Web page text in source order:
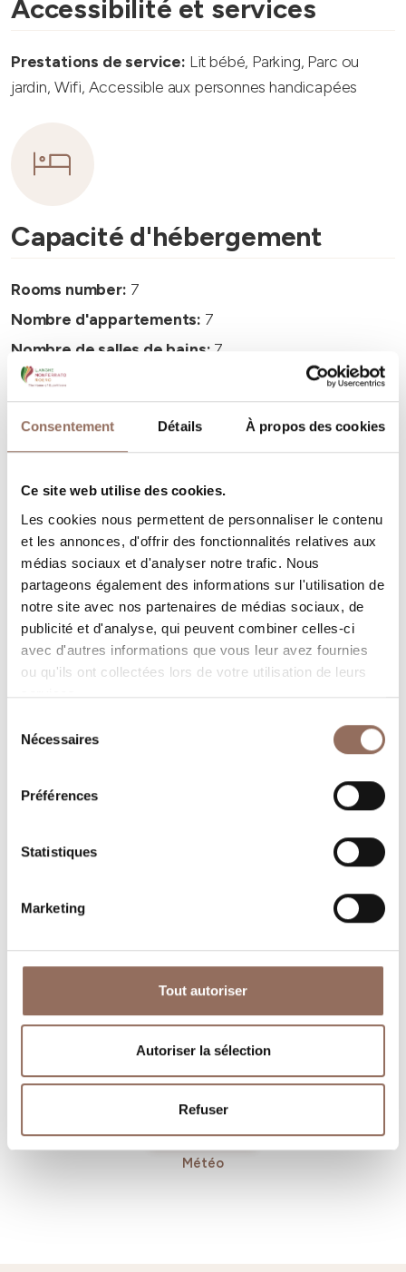
Consentement Détails À propos des cookies
Ce site web utilise des cookies.
Les cookies nous permettent de personnaliser le contenu
et les annonces, d'offrir des fonctionnalités relatives aux
médias sociaux et d'analyser notre trafic. Nous
partageons également des informations sur l'utilisation de
notre site avec nos partenaires de médias sociaux, de
publicité et d'analyse, qui peuvent combiner celles-ci
avec d'autres informations que vous leur avez fournies
ou qu'ils ont collectées lors de votre utilisation de leurs
services.
Nécessaires
Préférences
Statistiques
Marketing
Tout autoriser
Autoriser la sélection
Refuser
Accessibilité et services
Prestations de service: Lit bébé, Parking, Parc ou
jardin, Wifi, Accessible aux personnes handicapées
Capacité d'hébergement
Rooms number: 7
Nombre d'appartements: 7
Nombre de salles de bains: 7
Beds number:
Vos vacances
Programmez où dormir, où manger, quoi faire et visiter
dans chaque coin de Langhe Monferrato Roero, tout en
gardant un œil sur la météo en temps réel
Où dormir Où manger
Operateurs du
Services
Météo